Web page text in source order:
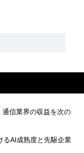
信業界の収益を次の
るAI成熟度と先駆企業